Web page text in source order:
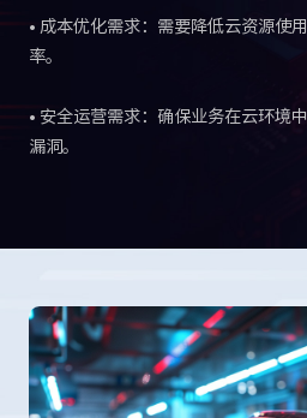
• 成本优化需求：需要降低云资源使
率。
• 安全运营需求：确保业务在云环境
漏洞。